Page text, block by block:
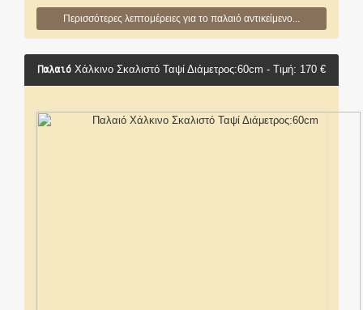
Περισσότερες λεπτομέρειες για το παλαιό αντικείμενο...
Παλαιό Χάλκινο Σκαλιστό Ταψί Διάμετρος:60cm - Τιμή: 170 €